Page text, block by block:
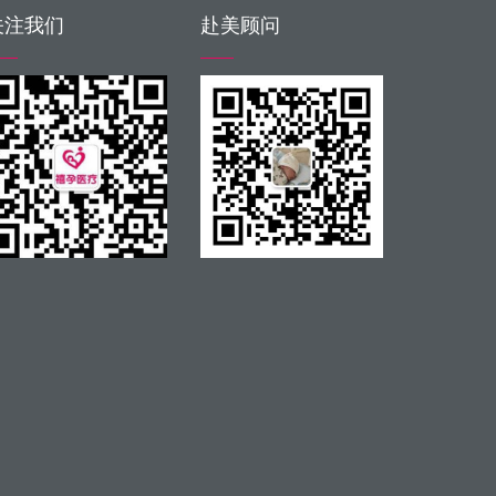
注我们 赴美顾问